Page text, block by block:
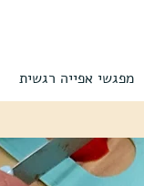
מפגשי אפייה רגשית